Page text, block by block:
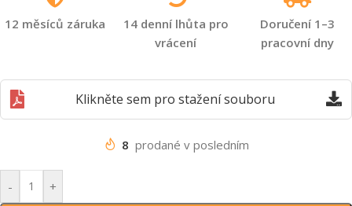
12 měsíců záruka
14 denní lhůta pro
vrácení
Doručení 1–3
pracovní dny
Klikněte sem pro stažení souboru
8 prodané v posledním
- +